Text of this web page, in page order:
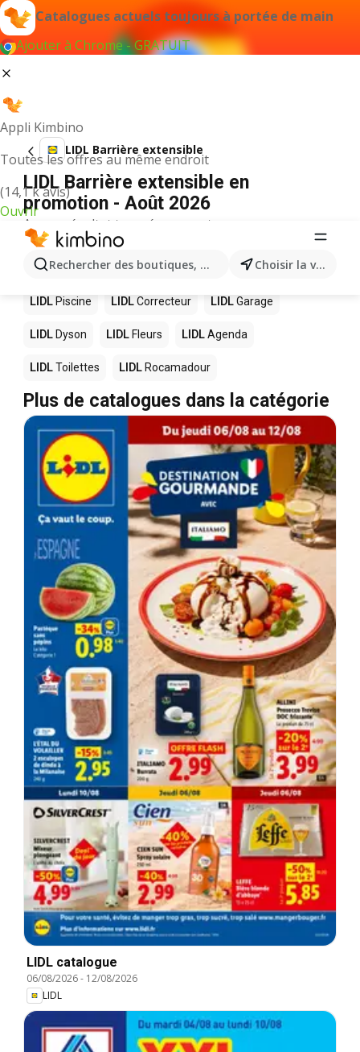
Catalogues actuels toujours à portée de main
Ajouter à Chrome - GRATUIT
Appli Kimbino
Toutes les offres au même endroit
(14,1 k avis)
Ouvrir
Rechercher des boutiques, des catégories, des Choisir la ville
LIDL Barrière extensible
LIDL Barrière extensible en
promotion - Août 2026
Aucun résultat trouvé pour ce terme.
D’autres produits dans les magasins
LIDL
LIDL Piscine LIDLCorrecteur LIDLGarage
LIDL Dyson LIDL Fleurs LIDLAgenda
LIDLToilettes LIDL Rocamadour
Plus de catalogues dans la catégorie
LIDL catalogue
06/08/2026- 12/08/2026
LIDL